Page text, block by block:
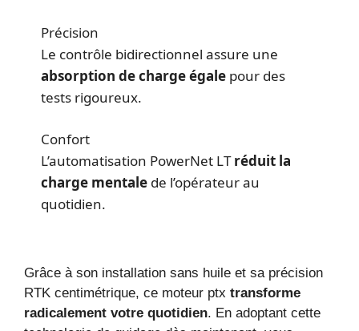
Précision
Le contrôle bidirectionnel assure une
absorption de charge égale pour des
tests rigoureux.
Confort
L’automatisation PowerNet LTréduit la
charge mentale de l’opérateur au
quotidien.
Grâce à son installation sans huile et sa précision
RTK centimétrique, ce moteur ptx transforme
radicalement votre quotidien. En adoptant cette